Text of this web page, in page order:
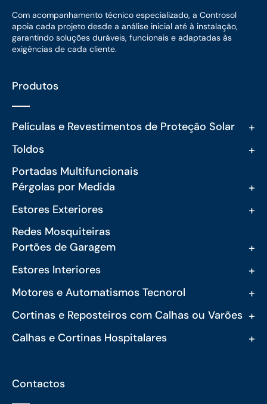
Com acompanhamento técnico especializado, a Controsol
apoia cada projeto desde a análise inicial até à instalação,
garantindo soluções duráveis, funcionais e adaptadas às
exigências de cada cliente.
Produtos
Películas e Revestimentos de Proteção Solar +
Toldos +
Portadas Multifuncionais
Pérgolas por Medida
+
Estores Exteriores +
Redes Mosquiteiras
Portões de Garagem
+
Estores Interiores +
Motores e Automatismos Tecnorol +
Cortinas e Reposteiros com Calhas ou Varões +
Calhas e Cortinas Hospitalares +
Contactos